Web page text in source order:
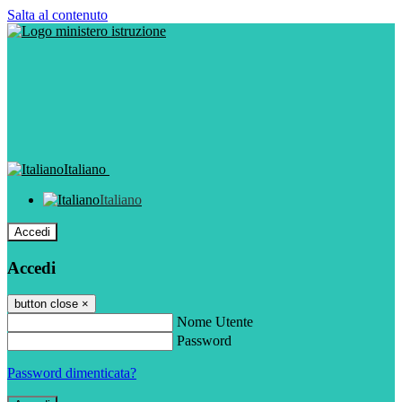
Salta al contenuto
Italiano
Italiano
Accedi
Accedi
button close ×
Nome Utente
Password
Password dimenticata?